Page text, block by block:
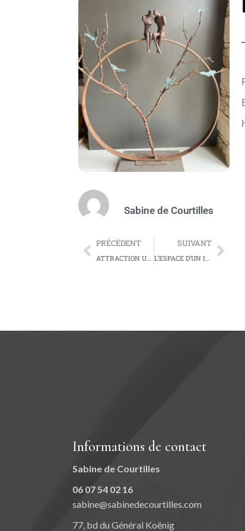
Sabine de Courtilles
PRÉCÉDENT
ATTRACTION UNIVERSELLE
SUIVANT
L’ESPACE D’UN INSTANT
Informations de contact
Sabine de Courtilles
06 07 54 02 16
sabine@sabinedecourtilles.com
77, bd du Général Koënig